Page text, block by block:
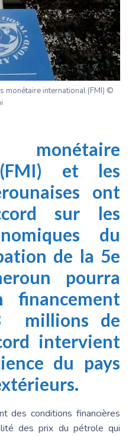
monétaire international (FMI) ©
monétaire
et les
ont
sur les
du
de la 5e
pourra
financement
millions de
intervient
du pays
des conditions financières
des prix du pétrole qui